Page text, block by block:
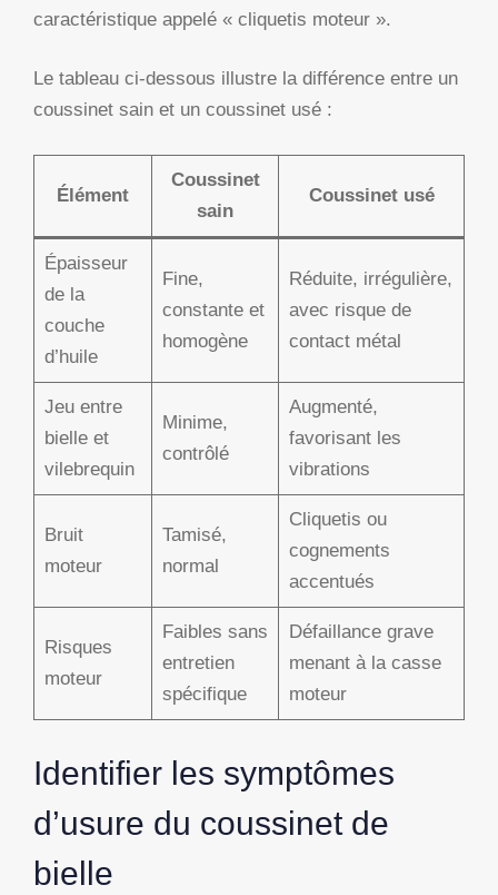
caractéristique appelé « cliquetis moteur ».
Le tableau ci-dessous illustre la différence entre un
coussinet sain et un coussinet usé :
Élément
Coussinet
sain
Coussinet usé
Épaisseur
de la
couche
d’huile
Fine,
constante et
homogène
Réduite, irrégulière,
avec risque de
contact métal
Jeu entre
bielle et
vilebrequin
Minime,
contrôlé
Augmenté,
favorisant les
vibrations
Bruit
moteur
Tamisé,
normal
Cliquetis ou
cognements
accentués
Risques
moteur
Faibles sans
entretien
spécifique
Défaillance grave
menant à la casse
moteur
Identifier les symptômes
d’usure du coussinet de
bielle